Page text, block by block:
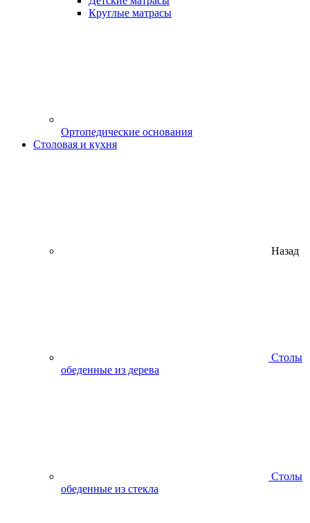
Круглые матрасы
Ортопедические основания
Столовая и кухня
Назад
Столы
обеденные из дерева
Столы
обеденные из стекла